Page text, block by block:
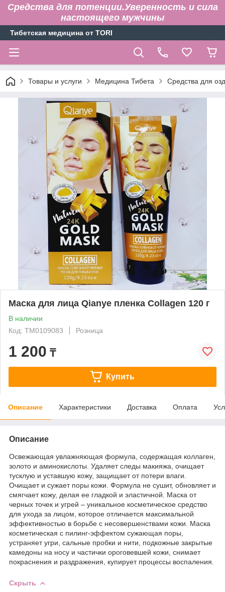
Средства для потенции.Уверенность и сила
настоящего мужчины
Тибетская медицина от TORI
Товары и услуги Медицина Тибета Средства для
Маска для лица Qianye пленка Collagen 120 г
В наличии
Код: ТМ0109083
Розница
1 200 ₸
Купить
Описание Характеристики Доставка Оплата
Описание
Освежающая увлажняющая формула, содержащая коллаген,
золото и аминокислоты. Удаляет следы макияжа, очищает
тусклую и уставшую кожу, защищает от потери влаги.
Очищает и сужает поры кожи. Формула не сушит, обновляет и
смягчает кожу, делая ее гладкой и эластичной.‌‌ Маска от
черных точек и угрей – уникальное косметическое средство
для ухода за лицом, которое отличается максимальной
эффективностью в борьбе с несовершенствами кожи. Маска
косметическая с пилинг-эффектом сужающая поры,
устраняет угри, сальные пробки и нити, подкожные закрытые
камедоны на носу и частички ороговевшей кожи, снимает
покраснения и раздражения, купирует процессы воспаления.
Скрыть